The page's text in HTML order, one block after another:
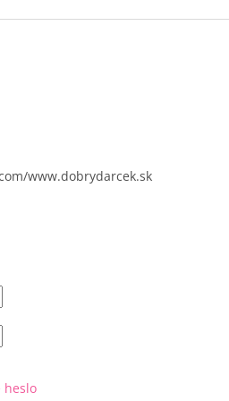
www.dobrydarcek.sk
heslo